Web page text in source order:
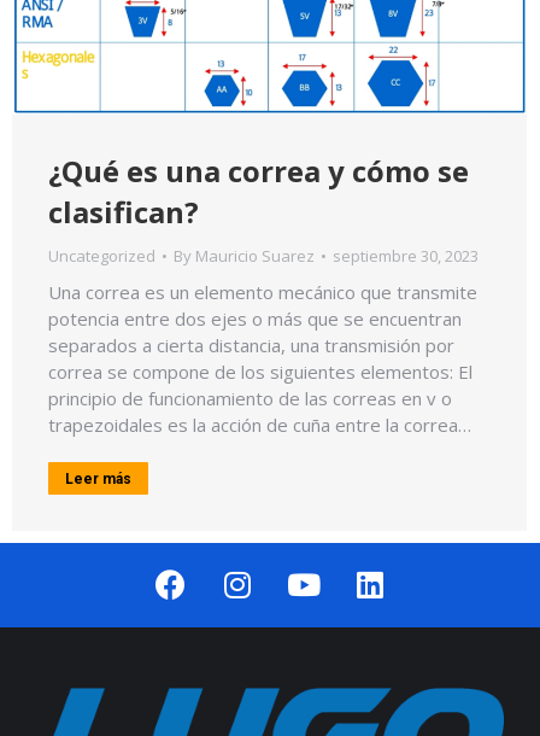
¿Qué es una correa y cómo se
clasifican?
Uncategorized By Mauricio Suarez septiembre 30, 2023
Una correa es un elemento mecánico que transmite
potencia entre dos ejes o más que se encuentran
separados a cierta distancia, una transmisión por
correa se compone de los siguientes elementos: El
principio de funcionamiento de las correas en v o
trapezoidales es la acción de cuña entre la correa…
Leer más